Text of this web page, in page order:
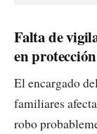
Falta de
en protección
El encargado
familiares
robo